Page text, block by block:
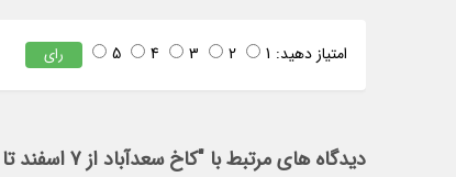
امتیاز دهید: 1
2
3
4
5 رای
دیدگاه های مرتبط با "کاخ سعدآباد از 7 اسفند تا 10 اسفند از ساعت 11 پذیرای علاقمندان بوده است"